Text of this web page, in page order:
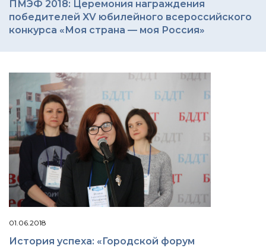
ПМЭФ 2018: Церемония награждения
победителей XV юбилейного всероссийского
конкурса «Моя страна — моя Россия»
01.06.2018
История успеха: «Городской форум